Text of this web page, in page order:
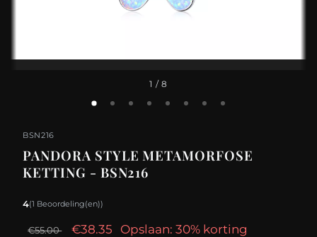
1 / 8
BSN216
PANDORA STYLE METAMORFOSE
KETTING - BSN216
4(1 Beoordeling(en))
€55.00 €38.35 Opslaan: 30% korting